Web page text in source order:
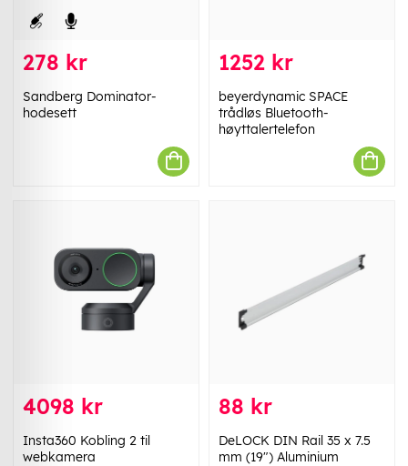
278 kr
Sandberg Dominator-
hodesett
1252 kr
beyerdynamic SPACE
trådløs Bluetooth-
høyttalertelefon
4098 kr
Insta360 Kobling 2 til
webkamera
88 kr
DeLOCK DIN Rail 35 x 7.5
mm (19") Aluminium